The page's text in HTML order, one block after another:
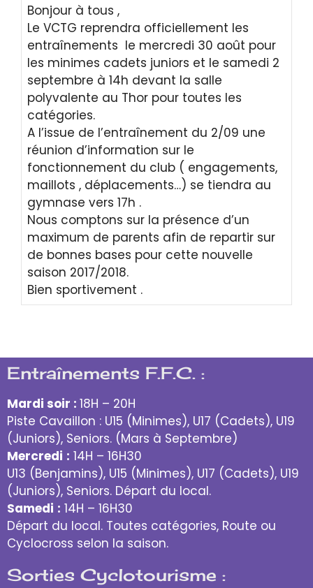
Bonjour à tous ,
Le VCTG reprendra officiellement les
entraînements le mercredi 30 août pour
les minimes cadets juniors et le samedi 2
septembre à 14h devant la salle
polyvalente au Thor pour toutes les
catégories.
A l’issue de l’entraînement du 2/09 une
réunion d’information sur le
fonctionnement du club ( engagements,
maillots , déplacements…) se tiendra au
gymnase vers 17h .
Nous comptons sur la présence d’un
maximum de parents afin de repartir sur
de bonnes bases pour cette nouvelle
saison 2017/2018.
Bien sportivement .
Entraînements F.F.C. :
Mardi soir : 18H – 20H
Piste Cavaillon : U15 (Minimes), U17 (Cadets), U19
(Juniors), Seniors. (Mars à Septembre)
Mercredi : 14H – 16H30
U13 (Benjamins), U15 (Minimes), U17 (Cadets), U19
(Juniors), Seniors. Départ du local.
Samedi : 14H – 16H30
Départ du local. Toutes catégories, Route ou
Cyclocross selon la saison.
Sorties Cyclotourisme :